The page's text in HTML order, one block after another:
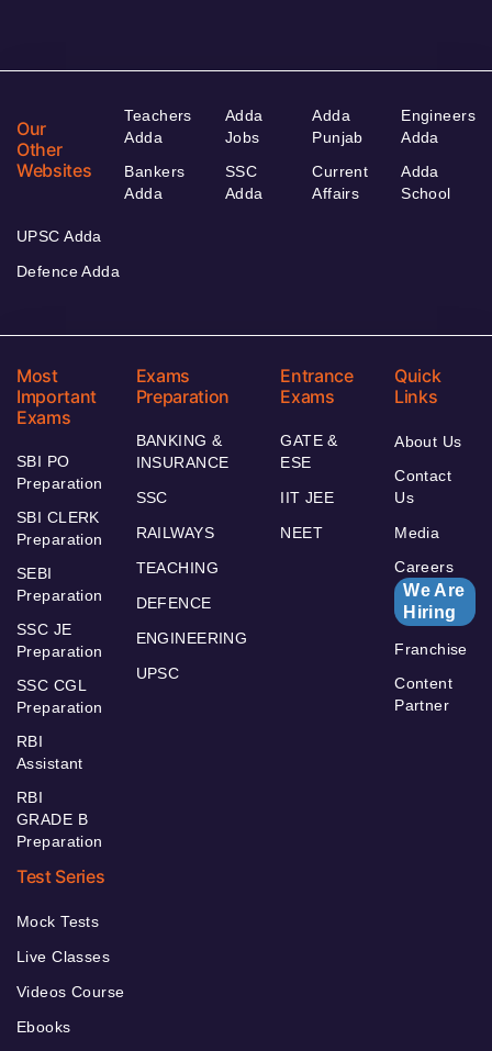
Our
Other
Websites
Teachers
Adda
Bankers
Adda
Adda
Jobs
SSC
Adda
Adda
Punjab
Current
Affairs
Engineers
Adda
Adda
School
UPSC Adda
Defence Adda
Most
Important
Exams
SBI PO
Preparation
SBI CLERK
Preparation
SEBI
Preparation
SSC JE
Preparation
SSC CGL
Preparation
RBI
Assistant
RBI
GRADE B
Preparation
Exams
Preparation
BANKING &
INSURANCE
SSC
RAILWAYS
TEACHING
DEFENCE
ENGINEERING
UPSC
Entrance
Exams
GATE &
ESE
IIT JEE
NEET
Quick
Links
About Us
Contact
Us
Media
Careers
We Are
Hiring
Franchise
Content
Partner
Test Series
Mock Tests
Live Classes
Videos Course
Ebooks